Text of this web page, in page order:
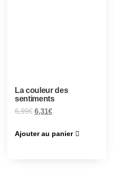
La couleur des
sentiments
6,99€ 6,31€
Ajouter au panier